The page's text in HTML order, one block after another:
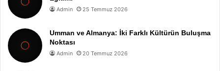
Admin 25 Temmuz 2026
Umman ve Almanya: İki Farklı Kültürün Buluşma
Noktası
Admin 20 Temmuz 2026